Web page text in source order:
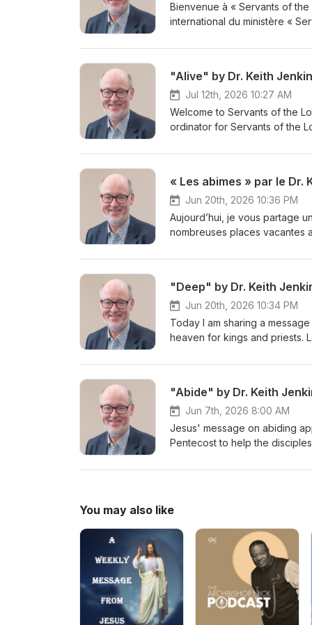
Bienvenue à « Servants of
international du ministère «
apôtres, la grâce et la vérité
radicalement votre vie sur le
pousser à résister à la
de s’attacher à la vie
Dieu, ce message s’adresse
"Alive" by Dr. Keith
Jul 12th, 2026 10:27 AM
Welcome to Servants of the
ordinator for Servants of the
become alive to God and
receive the Holy Spirit of
to serve sin. If you have a
more information about
« Les abimes » par le Dr.
Jun 20th, 2026 10:36 PM
Aujourd’hui, je vous partage
nombreuses places vacantes
qui aiment la vérité et se
revêtir le Christ dans les
Pour plus d'informations sur
"Deep" by Dr. Keith
Jun 20th, 2026 10:34 PM
Today I am sharing a
heaven for kings and priests.
increasing in the last days
information about Servants
"Abide" by Dr. Keith
Jun 7th, 2026 8:00 AM
Jesus' message on abiding
Pentecost to help the
danger you will do the same
You may also like